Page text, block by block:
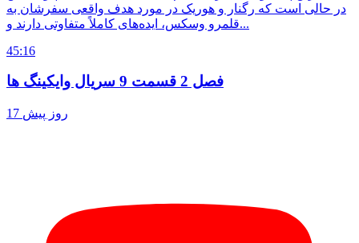
در حالی است که رگنار و هوریک در مورد هدف واقعی سفرشان به
قلمرو وسکس، ایده‌های کاملاً متفاوتی دارند و...
45:16
فصل 2 قسمت 9 سریال وایکینگ ها
17 روز پیش